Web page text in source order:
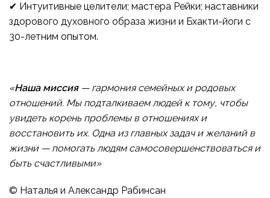
✔ Интуитивные целители; мастера Рейки; наставники
здорового духовного образа жизни и Бхакти-йоги с
30-летним опытом.
«Наша миссия— гармония семейных и родовых
отношений. Мы подталкиваем людей к тому, чтобы
увидеть корень проблемы в отношениях и
восстановить их. Одна из главных задач и желаний в
жизни — помогать людям самосовершенствоваться и
быть счастливыми»
© Наталья и Александр Рабинсан